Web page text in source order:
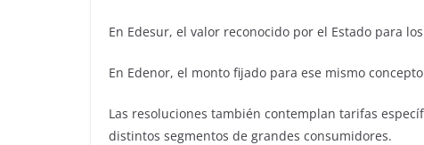
En Edesur, el valor reconocido por el Estado para
En Edenor, el monto fijado para ese mismo
Las resoluciones también contemplan tarifas
distintos segmentos de grandes consumidores.